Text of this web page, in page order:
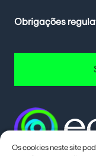
Obrigações
Os cookies neste site